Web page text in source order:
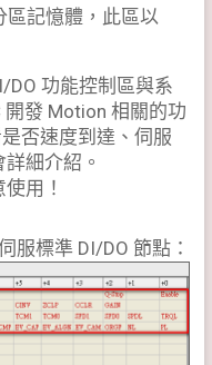
區記憶體，此區以
DO 功能控制區與系
開發 Motion 相關的功
否速度到達、伺服
細介紹。
用！
服標準 DI/DO 節點：